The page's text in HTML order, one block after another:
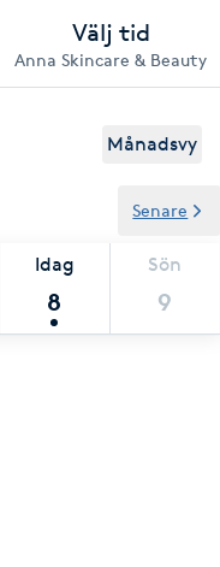
Välj tid
Anna Skincare & Beauty
Månadsvy
Idag
8
Sön
9
Senare